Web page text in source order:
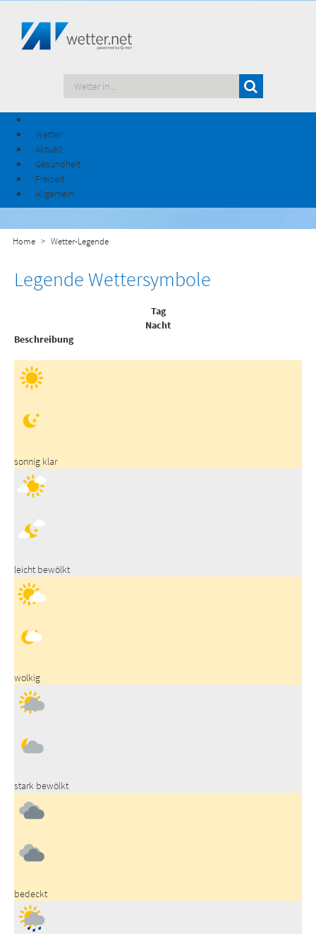
Wetter
Aktuell
Gesundheit
Freizeit
Allgemein
Home Wetter-Legende
Legende Wettersymbole
Tag
Nacht
Beschreibung
sonnig klar
leicht bewölkt
wolkig
stark bewölkt
bedeckt